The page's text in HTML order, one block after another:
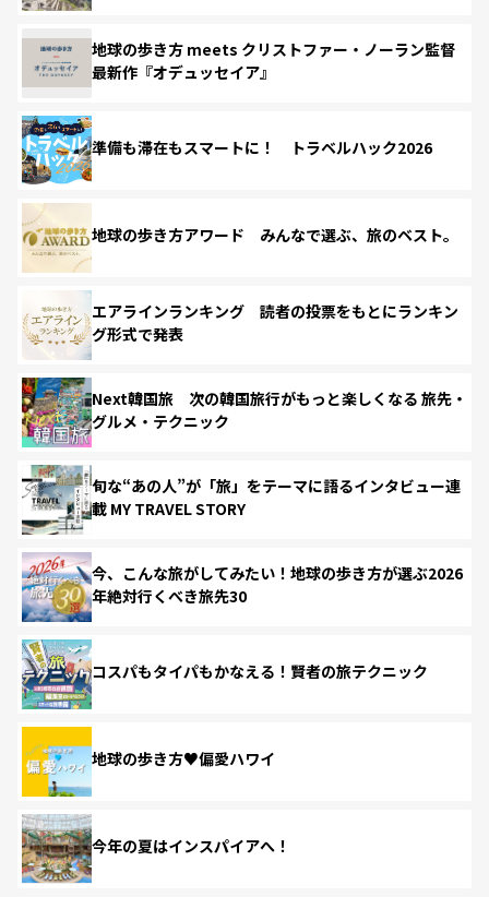
地球の歩き方 meets クリストファー・ノーラン監督
最新作『オデュッセイア』
準備も滞在もスマートに！ トラベルハック2026
地球の歩き方アワード みんなで選ぶ、旅のベスト。
エアラインランキング 読者の投票をもとにランキン
グ形式で発表
Next韓国旅 次の韓国旅行がもっと楽しくなる 旅先・
グルメ・テクニック
旬な“あの人”が「旅」をテーマに語るインタビュー連
載 MY TRAVEL STORY
今、こんな旅がしてみたい！地球の歩き方が選ぶ2026
年絶対行くべき旅先30
コスパもタイパもかなえる！賢者の旅テクニック
地球の歩き方♥偏愛ハワイ
今年の夏はインスパイアへ！